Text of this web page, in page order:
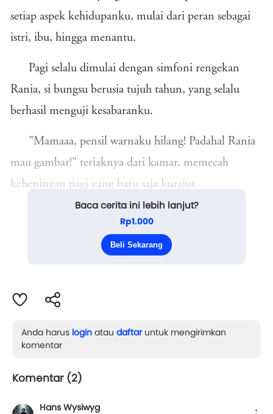
setiap aspek kehidupanku, mulai dari peran sebagai
istri, ibu, hingga menantu.
Pagi selalu dimulai dengan simfoni rengekan
Rania, si bungsu berusia tujuh tahun, yang selalu
berhasil menguji kesabaranku.
"Mamaaa, pensil warnaku hilang! Padahal Rania
mau gambar!" teriaknya dari kamar, memecah
keheningan pagi yang baru saja kurajut.
Aku menghela napas panjang, meninggalkan
secangkir kopi yang masih mengepul di meja makan,
dan bergegas mencari pensil warn...
Baca cerita ini lebih lanjut?
Rp1.000
Beli Sekarang
Anda harus login atau daftaruntuk mengirimkan
komentar
Komentar (2)
Hans Wysiwyg